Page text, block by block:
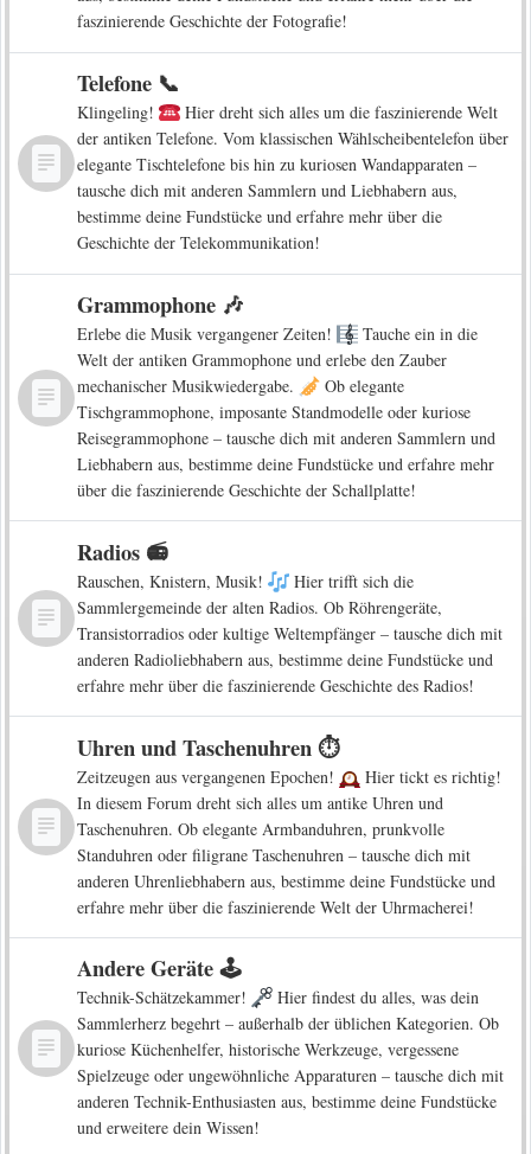
faszinierende Geschichte der Fotografie!
Telefone 📞
Klingeling!
Hier dreht sich alles um die faszinierende Welt
der antiken Telefone. Vom klassischen Wählscheibentelefon über
elegante Tischtelefone bis hin zu kuriosen Wandapparaten –
tausche dich mit anderen Sammlern und Liebhabern aus,
bestimme deine Fundstücke und erfahre mehr über die
Geschichte der Telekommunikation!
Grammophone 🎶
Erlebe die Musik vergangener Zeiten!
Tauche ein in die
Welt der antiken Grammophone und erlebe den Zauber
mechanischer Musikwiedergabe.
Ob elegante
Tischgrammophone, imposante Standmodelle oder kuriose
Reisegrammophone – tausche dich mit anderen Sammlern und
Liebhabern aus, bestimme deine Fundstücke und erfahre mehr
über die faszinierende Geschichte der Schallplatte!
Radios 📻
Rauschen, Knistern, Musik!
Hier trifft sich die
Sammlergemeinde der alten Radios. Ob Röhrengeräte,
Transistorradios oder kultige Weltempfänger – tausche dich mit
anderen Radioliebhabern aus, bestimme deine Fundstücke und
erfahre mehr über die faszinierende Geschichte des Radios!
Uhren und Taschenuhren ⏱️
Zeitzeugen aus vergangenen Epochen!
Hier tickt es richtig!
In diesem Forum dreht sich alles um antike Uhren und
Taschenuhren. Ob elegante Armbanduhren, prunkvolle
Standuhren oder filigrane Taschenuhren – tausche dich mit
anderen Uhrenliebhabern aus, bestimme deine Fundstücke und
erfahre mehr über die faszinierende Welt der Uhrmacherei!
Andere Geräte 🕹️
Technik-Schätzekammer!
Hier findest du alles, was dein
Sammlerherz begehrt – außerhalb der üblichen Kategorien. Ob
kuriose Küchenhelfer, historische Werkzeuge, vergessene
Spielzeuge oder ungewöhnliche Apparaturen – tausche dich mit
anderen Technik-Enthusiasten aus, bestimme deine Fundstücke
und erweitere dein Wissen!